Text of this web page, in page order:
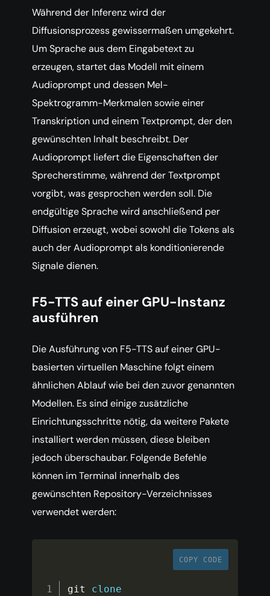
Während der Inferenz wird der
Diffusionsprozess gewissermaßen umgekehrt.
Um Sprache aus dem Eingabetext zu
erzeugen, startet das Modell mit einem
Audioprompt und dessen Mel-
Spektrogramm-Merkmalen sowie einer
Transkription und einem Textprompt, der den
gewünschten Inhalt beschreibt. Der
Audioprompt liefert die Eigenschaften der
Sprecherstimme, während der Textprompt
vorgibt, was gesprochen werden soll. Die
endgültige Sprache wird anschließend per
Diffusion erzeugt, wobei sowohl die Tokens als
auch der Audioprompt als konditionierende
Signale dienen.
F5-TTS auf einer GPU-Instanz
ausführen
Die Ausführung von F5-TTS auf einer GPU-
basierten virtuellen Maschine folgt einem
ähnlichen Ablauf wie bei den zuvor genannten
Modellen. Es sind einige zusätzliche
Einrichtungsschritte nötig, da weitere Pakete
installiert werden müssen, diese bleiben
jedoch überschaubar. Folgende Befehle
können im Terminal innerhalb des
gewünschten Repository-Verzeichnisses
verwendet werden:
COPY CODE
git clone